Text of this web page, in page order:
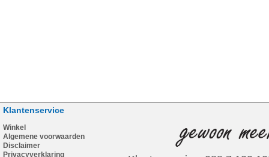
Klantenservice
Winkel
Algemene voorwaarden
Disclaimer
Privacyverklaring